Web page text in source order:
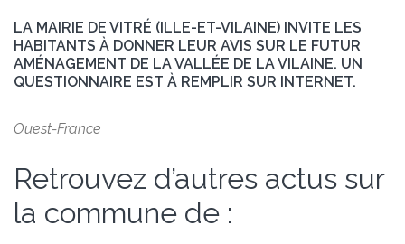
LA MAIRIE DE VITRÉ (ILLE-ET-VILAINE) INVITE LES
HABITANTS À DONNER LEUR AVIS SUR LE FUTUR
AMÉNAGEMENT DE LA VALLÉE DE LA VILAINE. UN
QUESTIONNAIRE EST À REMPLIR SUR INTERNET.
Ouest-France
Retrouvez d’autres actus sur
la commune de :